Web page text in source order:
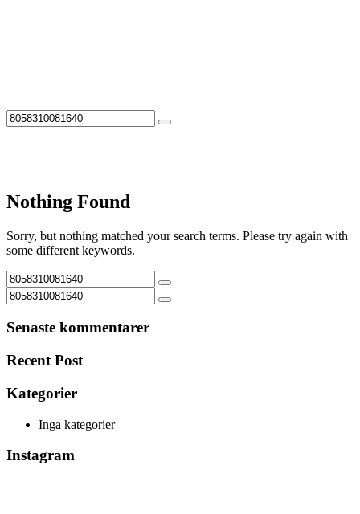
Nothing Found
Sorry, but nothing matched your search terms. Please try again with
some different keywords.
Senaste kommentarer
Recent Post
Kategorier
Inga kategorier
Instagram